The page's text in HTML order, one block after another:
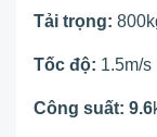
Tải trọng:
Tốc độ: 1.5m/s
Công suất: 9.6